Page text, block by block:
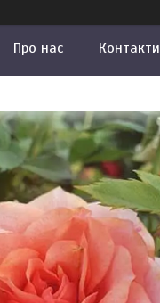
Про нас Контакти